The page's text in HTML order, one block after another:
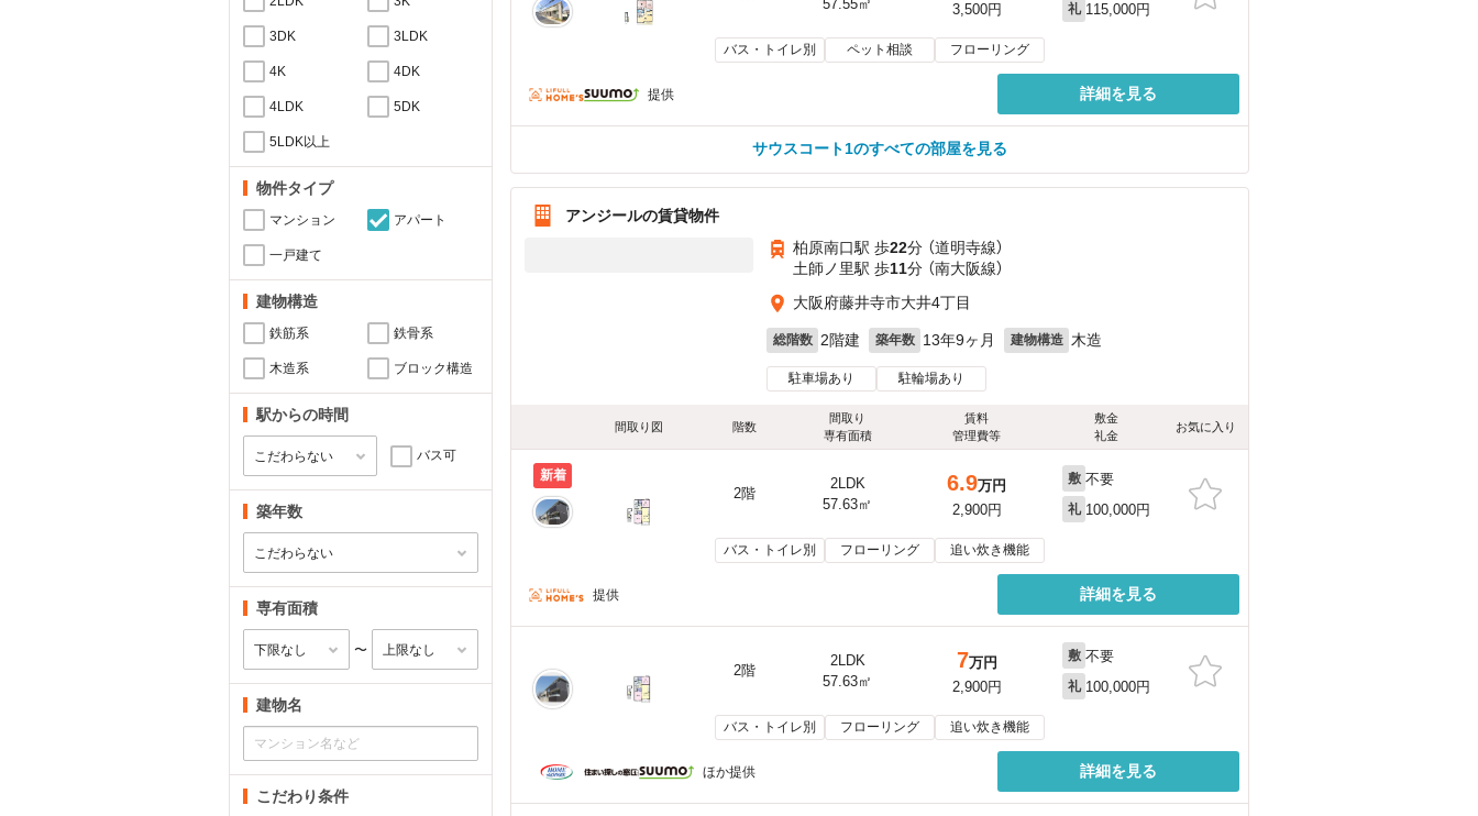
3DK 3LDK
4K 4DK
4LDK 5DK
5LDK以上
物件タイプ
マンション アパート
一戸建て
建物構造
鉄筋系 鉄骨系
木造系 ブロック構造
駅からの時間
バス可
築年数
専有面積
〜
建物名
こだわり条件
57.55㎡
3,500円
礼 115,000円
バス・トイレ別 ペット相談 フローリング
提供 詳細を見る
サウスコート1のすべての部屋を見る
アンジールの賃貸物件
柏原南口駅 歩22分 （道明寺線）
土師ノ里駅 歩11分 （南大阪線）
大阪府藤井寺市大井4丁目
総階数 2階建 築年数 13年9ヶ月 建物構造 木造
駐車場あり 駐輪場あり
間取り図 階数
間取り
専有面積
賃料
管理費等
敷金
礼金
お気に入り
新着
2階
2LDK
57.63㎡
6.9万円
2,900円
敷 不要
礼 100,000円
バス・トイレ別 フローリング 追い炊き機能
提供 詳細を見る
2階
2LDK
57.63㎡
7万円
2,900円
敷 不要
礼 100,000円
バス・トイレ別 フローリング 追い炊き機能
ほか提供 詳細を見る